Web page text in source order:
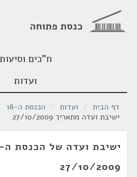
כנסת פתוחה
ח"כים וסיעות
ועדות
דף הבית / ועדות / הכנסת ה-18
ישיבת ועדה מתאריך 27/10/2009
27/10/2009